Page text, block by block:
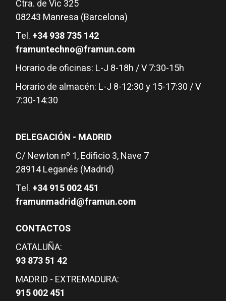
Ctra. de Vic 325
08243 Manresa (Barcelona)
Tel. +34 938 735 142
framuntechno@framun.com
Horario de oficinas: L-J 8-18h / V 7:30-15h
Horario de almacén: L-J 8-12:30 y 15-17:30 / V
7:30-14:30
DELEGACIÓN - MADRID
C/ Newton nº 1, Edificio 3, Nave 7
28914 Leganés (Madrid)
Tel. +34 915 002 451
framunmadrid@framun.com
CONTACTOS
CATALUÑA:
93 873 51 42
MADRID - EXTREMADURA:
915 002 451